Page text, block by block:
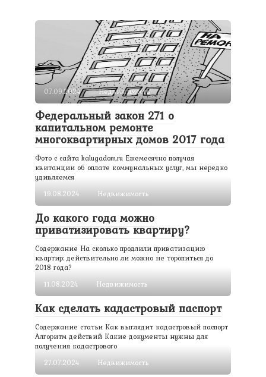
07.09.2024 Недвижимость
Федеральный закон 271 о
капитальном ремонте
многоквартирных домов 2017 года
Фото с сайта kalugadom.ru Ежемесячно получая
квитанции об оплате коммунальных услуг, мы нередко
удивляемся
19.08.2024
Недвижимость
До какого года можно
приватизировать квартиру?
Содержание На сколько продлили приватизацию
квартир: действительно ли можно не торопиться до
2018 года?
11.08.2024
Недвижимость
Как сделать кадастровый паспорт
Содержание статьи Как выглядит кадастровый паспорт
Алгоритм действий Какие документы нужны для
получения кадастрового
27.07.2024
Недвижимость